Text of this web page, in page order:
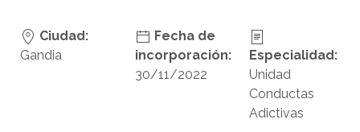
Ciudad:
Gandia
Fecha de
incorporación:
30/11/2022
Especialidad:
Unidad
Conductas
Adictivas